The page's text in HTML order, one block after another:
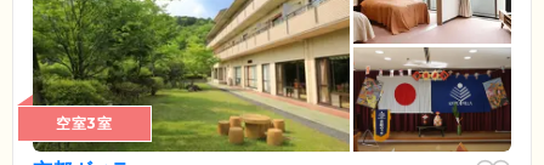
空室3室